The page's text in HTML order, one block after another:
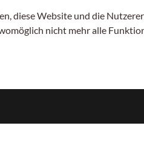
diese Website und die
nicht mehr alle